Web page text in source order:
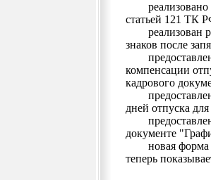
реализовано
статьей 121 ТК
реализован
знаков после
компенсации
кадрового
дней отпуска
документе
новая форма
теперь